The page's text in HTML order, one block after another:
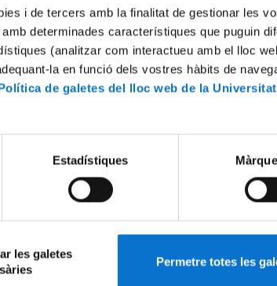
i de tercers amb la finalitat de gestionar les
determinades característiques que puguin
(analitzar com interactueu amb el lloc
la en funció dels vostres hàbits de
de galetes del lloc web de la
Estadístiques
les galetes
Permetre totes les